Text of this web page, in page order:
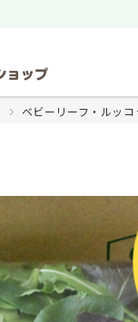
ベビーリーフ・ルッコ